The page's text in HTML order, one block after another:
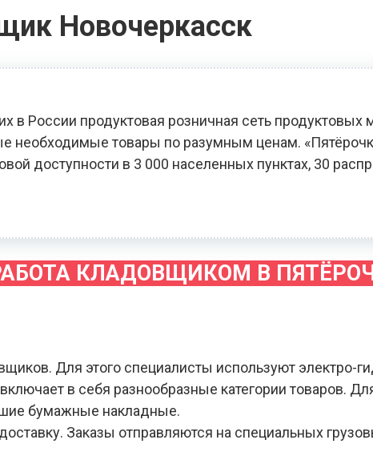
Новочеркасск
в России продуктовая розничная сеть продуктовых
необходимые товары по разумным ценам.
доступности в 3 000 населенных пунктах, 30
КЛАДОВЩИКОМ В
Для этого специалисты используют электро-
в себя разнообразные категории товаров.
бумажные накладные.
Заказы отправляются на специальных